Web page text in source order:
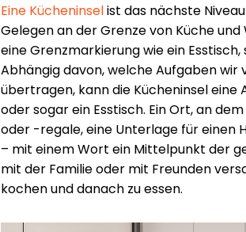
Eine Kücheninselist das nächste
Gelegen an der Grenze von Küche
eine Grenzmarkierung wie ein
Abhängig davon, welche Aufgaben wir
übertragen, kann die Kücheninsel
oder sogar ein Esstisch. Ein Ort, an
oder -regale, eine Unterlage für einen
– mit einem Wort ein Mittelpunkt der
mit der Familie oder mit Freunden
kochen und danach zu essen.